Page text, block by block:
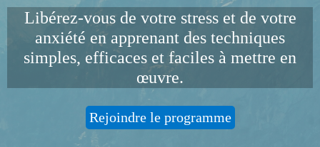
Libérez-vous de votre stress et de votre
anxiété en apprenant des techniques
simples, efficaces et faciles à mettre en
œuvre.
Rejoindre le programme